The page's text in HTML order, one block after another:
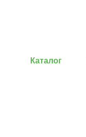
Каталог